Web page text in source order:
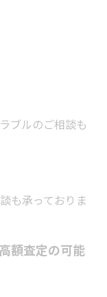
ブルのご相談も
も承っておりま
額査定の可能